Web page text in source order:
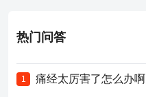
热门问答
1 痛经太厉害了怎么办啊